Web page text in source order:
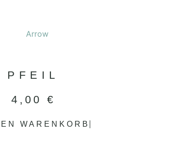
PFEIL
4,00€
WARENKORB